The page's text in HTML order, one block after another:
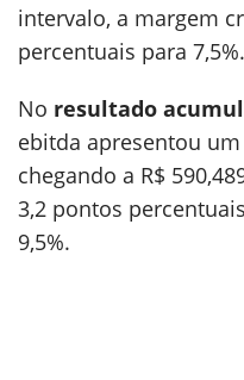
intervalo, a margem
percentuais para 7,5%.
No resultado
ebitda apresentou
chegando a R$
3,2 pontos
9,5%.